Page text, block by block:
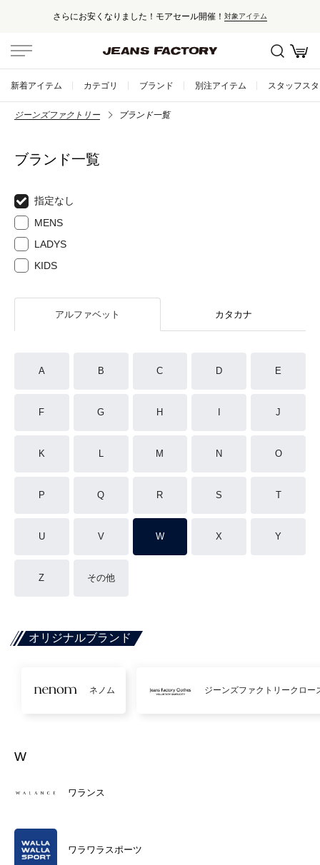
さらにお安くなりました！モアセール開催！ 対象アイテム
新着アイテム カテゴリ ブランド 別注アイテム スタッフス
ジーンズファクトリー ブランド一覧
ブランド一覧
指定なし
MENS
LADYS
KIDS
アルファベット カタカナ
A B C D E
F G H J
K L M N O
P Q R S T
U V W X Y
Z その他
オリジナルブランド
ネノム ジーンズファクトリークロー
W
ワランス
ワラワラスポーツ